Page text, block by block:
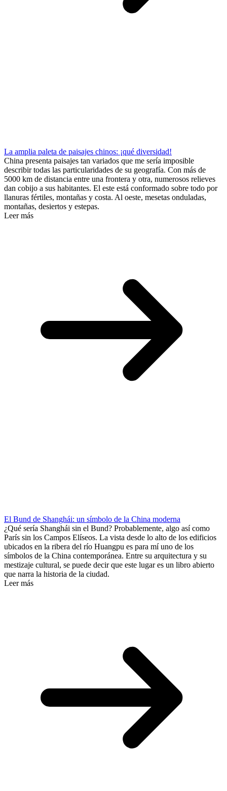
La amplia paleta de paisajes chinos: ¡qué diversidad!
China presenta paisajes tan variados que me sería imposible
describir todas las particularidades de su geografía. Con más de
5000 km de distancia entre una frontera y otra, numerosos relieves
dan cobijo a sus habitantes. El este está conformado sobre todo por
llanuras fértiles, montañas y costa. Al oeste, mesetas onduladas,
montañas, desiertos y estepas.
Leer más
El Bund de Shanghái: un símbolo de la China moderna
¿Qué sería Shanghái sin el Bund? Probablemente, algo así como
París sin los Campos Elíseos. La vista desde lo alto de los edificios
ubicados en la ribera del río Huangpu es para mí uno de los
símbolos de la China contemporánea. Entre su arquitectura y su
mestizaje cultural, se puede decir que este lugar es un libro abierto
que narra la historia de la ciudad.
Leer más